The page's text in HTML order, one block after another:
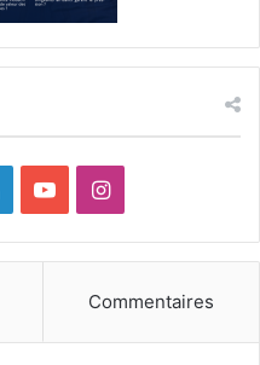
o
I
n
Commentaires